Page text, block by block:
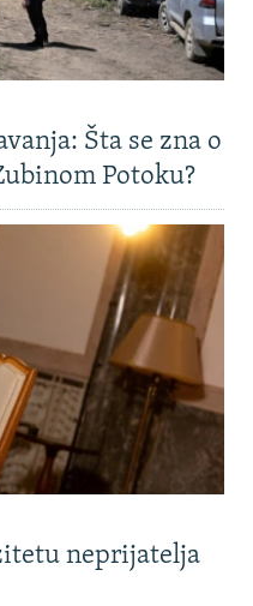
Šta se zna o
Potoku?
neprijatelja